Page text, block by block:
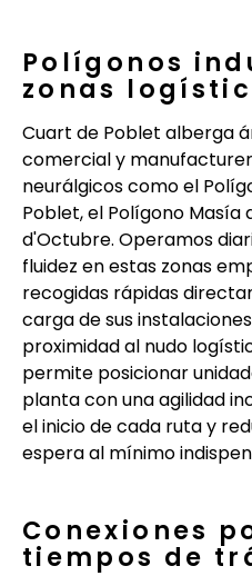
Polígonos
zonas
Cuart de Poblet alberga
comercial y
neurálgicos como el
Poblet, el Polígono Masía
d'Octubre. Operamos
fluidez en estas zonas
recogidas rápidas
carga de sus
proximidad al nudo
permite posicionar
planta con una agilidad
el inicio de cada ruta y
espera al mínimo
Conexiones
tiempos de